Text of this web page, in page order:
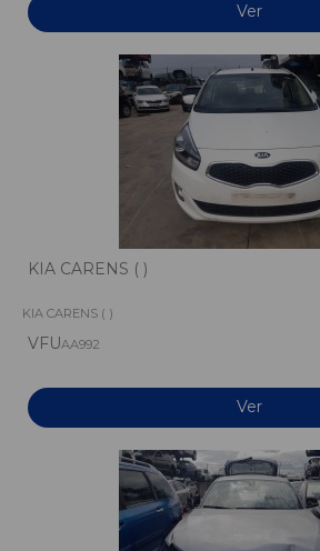
Ver
KIA CARENS ( )
KIA CARENS ( )
VFUAA992
Ver